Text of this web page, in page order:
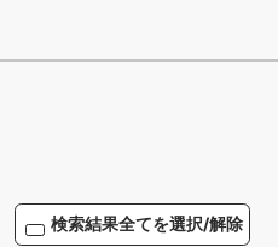
検索結果全てを選択/解除